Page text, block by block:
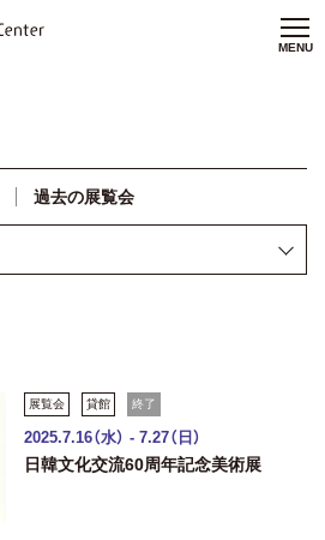
MENU
過去の展覧会
展覧会 貸館 終了
2025.7.16（水） - 7.27（日）
日韓文化交流60周年記念美術展